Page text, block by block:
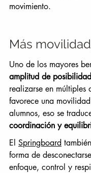
movimiento.
Más
Uno de los mayores
amplitud de
realizarse en
favorece una
alumnos, eso se
coordinación y
El Springboard
forma de
enfoque, control y